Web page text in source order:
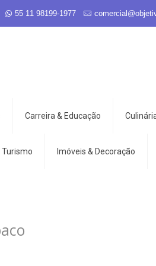
55 11 98199-1977
Carreira & Educação
Turismo Imóveis & Decoração